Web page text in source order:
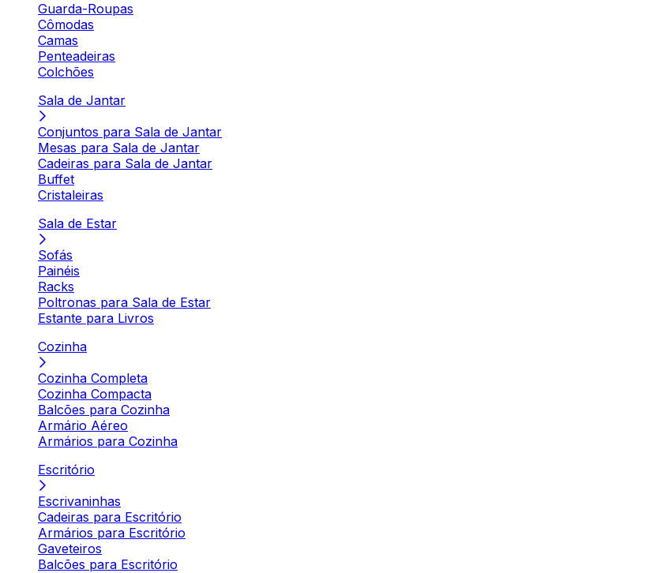
Guarda-Roupas
Cômodas
Camas
Penteadeiras
Colchões
Sala de Jantar
Conjuntos para Sala de Jantar
Mesas para Sala de Jantar
Cadeiras para Sala de Jantar
Buffet
Cristaleiras
Sala de Estar
Sofás
Painéis
Racks
Poltronas para Sala de Estar
Estante para Livros
Cozinha
Cozinha Completa
Cozinha Compacta
Balcões para Cozinha
Armário Aéreo
Armários para Cozinha
Escritório
Escrivaninhas
Cadeiras para Escritório
Armários para Escritório
Gaveteiros
Balcões para Escritório